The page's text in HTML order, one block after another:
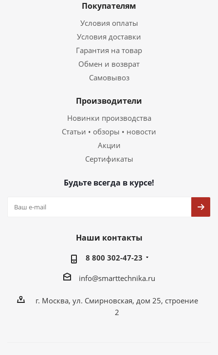
Покупателям
Условия оплаты
Условия доставки
Гарантия на товар
Обмен и возврат
Самовывоз
Производители
Новинки производства
Статьи • обзоры • новости
Акции
Сертификаты
Будьте всегда в курсе!
Наши контакты
8 800 302-47-23
info@smarttechnika.ru
г. Москва, ул. Смирновская, дом 25, строение
2